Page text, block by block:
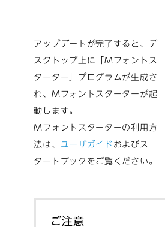
アップデートが完了すると、デ
スクトップ上に「Mフォントス
ターター」プログラムが生成さ
れ、Mフォントスターターが起
動します。
Mフォントスターターの利用方
法は、
ユーザガイド およびス
タートブックをご覧ください。
ご注意